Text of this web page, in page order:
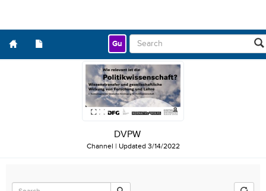
Gu
DVPW
Channel | Updated 3/14/2022